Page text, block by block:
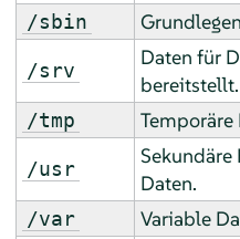
/sbin
/srv
Daten für
bereitstellt.
/tmp Temporäre
/usr
Daten.
/var Variable